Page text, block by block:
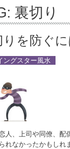
裏切り
りを防ぐに
ングスター風水
人、上司や同僚、配
れなかったかもしれ